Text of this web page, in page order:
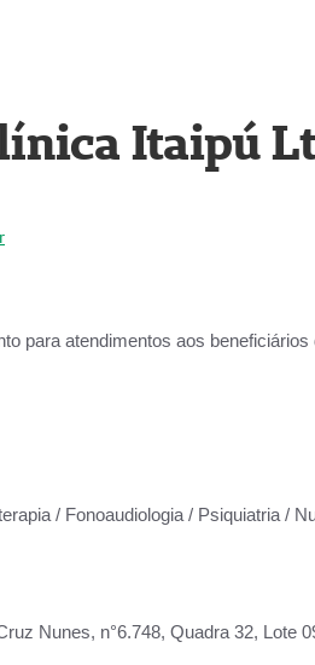
Itaipú
para atendimentos aos beneficiários
/ Fonoaudiologia / Psiquiatria /
Nunes, n°6.748, Quadra 32, Lote